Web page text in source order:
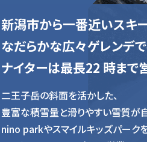
新潟市から一番近いスキー
なだらかな広々ゲレンデ
ナイターは最長22 時まで
二王子岳の斜面を活かした、
豊富な積雪量と滑りやすい雪質が
nino parkやスマイルキッズパーク